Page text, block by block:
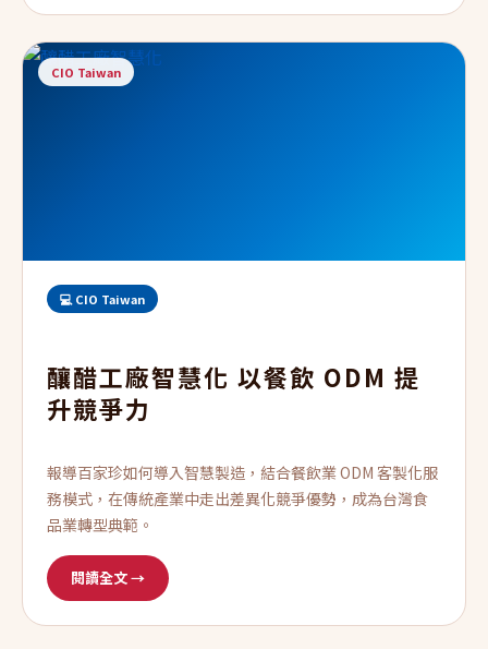
CIO Taiwan
💻 CIO Taiwan
釀醋工廠智慧化 以餐飲 ODM 提
升競爭力
報導百家珍如何導入智慧製造，結合餐飲業 ODM 客製化服
務模式，在傳統產業中走出差異化競爭優勢，成為台灣食
品業轉型典範。
閱讀全文 →